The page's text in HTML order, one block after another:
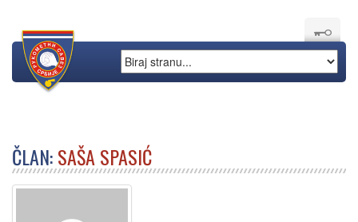
ČLAN:SAŠA SPASIĆ